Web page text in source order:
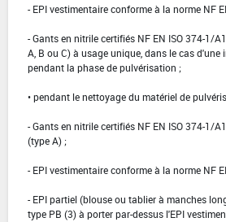
- EPI vestimentaire conforme à la norme NF
- Gants en nitrile certifiés NF EN ISO 374-1/
A, B ou C) à usage unique, dans le cas
pendant la phase de pulvérisation ;
• pendant le nettoyage du matériel de
- Gants en nitrile certifiés NF EN ISO 374-1/
(type A) ;
- EPI vestimentaire conforme à la norme NF
- EPI partiel (blouse ou tablier à manches
type PB (3) à porter par-dessus l'EPI